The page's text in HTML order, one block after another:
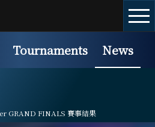
Tournaments News
GRAND FINALS 賽事結果